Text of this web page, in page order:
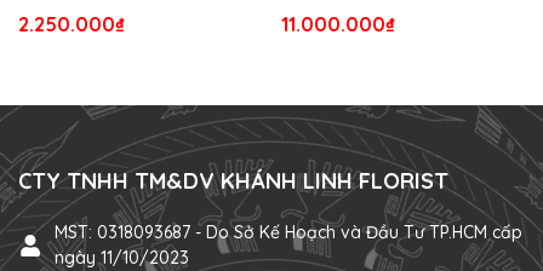
2.250.000₫ 11.000.000₫
CTY TNHH TM&DV KHÁNH LINH FLORIST
MST: 0318093687 - Do Sở Kế Hoạch và Đầu Tư TP.HCM cấp
ngày 11/10/2023